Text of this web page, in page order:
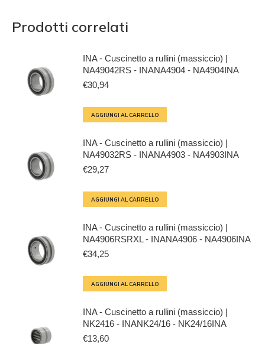
Prodotti correlati
INA - Cuscinetto a rullini (massiccio) |
NA49042RS - INANA4904 - NA4904INA
€30,94
AGGIUNGI AL CARRELLO
INA - Cuscinetto a rullini (massiccio) |
NA49032RS - INANA4903 - NA4903INA
€29,27
AGGIUNGI AL CARRELLO
INA - Cuscinetto a rullini (massiccio) |
NA4906RSRXL - INANA4906 - NA4906INA
€34,25
AGGIUNGI AL CARRELLO
INA - Cuscinetto a rullini (massiccio) |
NK2416 - INANK24/16 - NK24/16INA
€13,60